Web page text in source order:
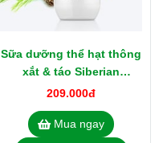
Sữa dưỡng thể hạt thông
xắt & táo Siberian
Wellness 250ml 410018 từ
209.000đ
Mua ngay